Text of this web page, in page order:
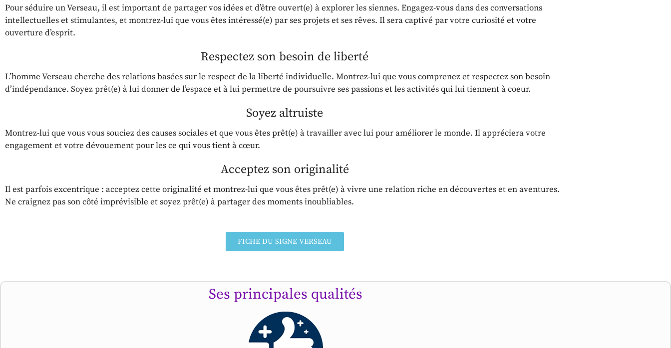
Pour séduire un Verseau, il est important de partager vos idées et d’être ouvert(e) à explorer les siennes. Engagez-vous dans des conversations
intellectuelles et stimulantes, et montrez-lui que vous êtes intéressé(e) par ses projets et ses rêves. Il sera captivé par votre curiosité et votre
ouverture d’esprit.
Respectez son besoin de liberté
L’homme Verseau cherche des relations basées sur le respect de la liberté individuelle. Montrez-lui que vous comprenez et respectez son besoin
d’indépendance. Soyez prêt(e) à lui donner de l’espace et à lui permettre de poursuivre ses passions et les activités qui lui tiennent à coeur.
Soyez altruiste
Montrez-lui que vous vous souciez des causes sociales et que vous êtes prêt(e) à travailler avec lui pour améliorer le monde. Il appréciera votre
engagement et votre dévouement pour les ce qui vous tient à cœur.
Acceptez son originalité
Il est parfois excentrique : acceptez cette originalité et montrez-lui que vous êtes prêt(e) à vivre une relation riche en découvertes et en aventures.
Ne craignez pas son côté imprévisible et soyez prêt(e) à partager des moments inoubliables.
FICHE DU SIGNE VERSEAU
Ses principales qualités